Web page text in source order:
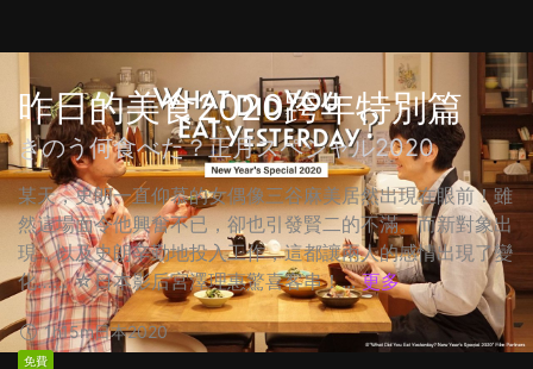
昨日的美食2020跨年特別篇
きのう何食べた？正月スペシャル2020
某天，史朗一直仰慕的女偶像三谷麻美居然出現在眼前！雖
然這場面令他興奮不已，卻也引發賢二的不滿。而新對象出
現，以及史朗辛勤地投入工作，這都讓兩人的感情出現了變
化…… ☆日本影后宮澤理惠驚喜客串！... 更多
1h15m日本2020
免費